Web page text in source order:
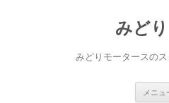
みど
みどりモータースのス
メニュ